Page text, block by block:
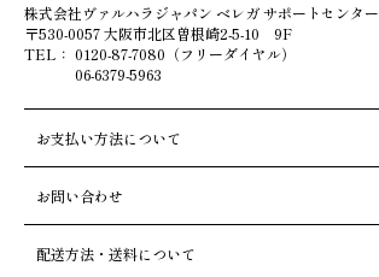
株式会社ヴァルハラジャパン ベレガ サポートセンター
〒530-0057 大阪市北区曽根崎2-5-10 9F
TEL： 0120-87-7080（フリーダイヤル）
06-6379-5963
お支払い方法について
お問い合わせ
配送方法・送料について